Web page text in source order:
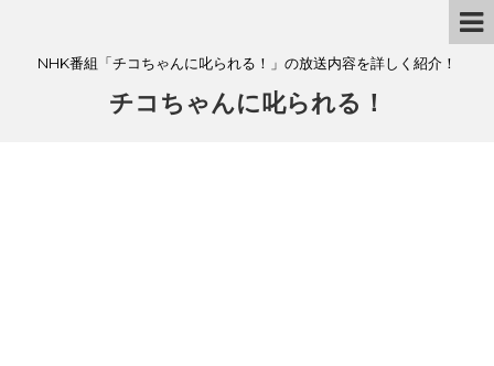
NHK番組「チコちゃんに叱られる！」の放送内容を詳しく紹介！
チコちゃんに叱られる！